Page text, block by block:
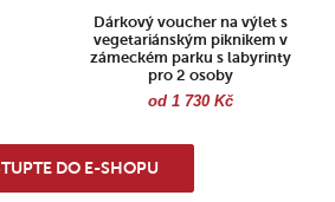
Dárkový voucher na výlet s
vegetariánským piknikem v
zámeckém parku s labyrinty
pro 2 osoby
od 1 730 Kč
DO E-SHOPU